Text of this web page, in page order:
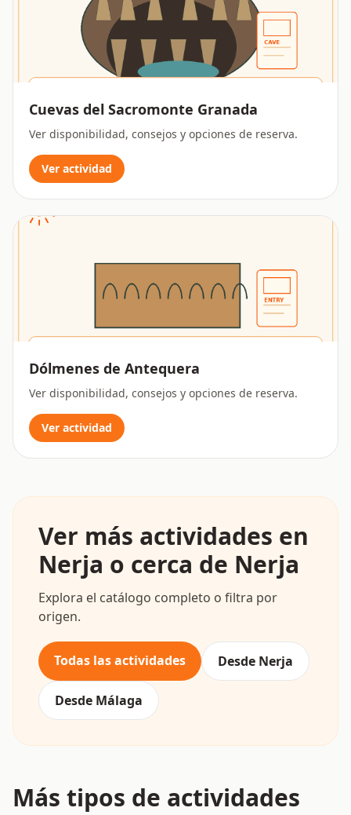
Cuevas del Sacromonte Granada
Ver disponibilidad, consejos y opciones de reserva.
Ver actividad
Dólmenes de Antequera
Ver disponibilidad, consejos y opciones de reserva.
Ver actividad
Ver más actividades en
Nerja o cerca de Nerja
Explora el catálogo completo o filtra por
origen.
Todas las actividades Desde Nerja
Desde Málaga
Más tipos de actividades